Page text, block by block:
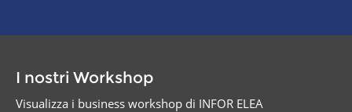
I nostri Workshop
Visualizza i business workshop di INFOR ELEA